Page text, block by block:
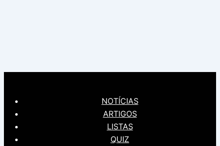
NOTÍCIAS
ARTIGOS
LISTAS
QUIZ